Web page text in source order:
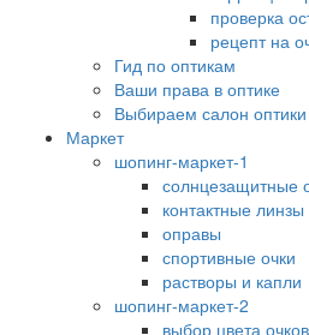
проверка
рецепт на
Гид по оптикам
Ваши права в оптике
Выбираем салон оптики
Маркет
шопинг-маркет-1
солнцезащитные
контактные линзы
оправы
спортивные очки
растворы и капли
шопинг-маркет-2
выбор цвета очков